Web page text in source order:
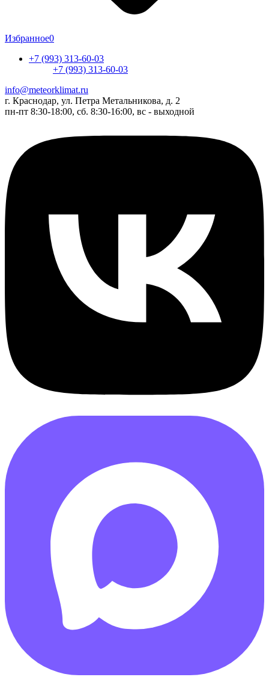
Избранное0
+7 (993) 313-60-03
+7 (993) 313-60-03
info@meteorklimat.ru
г. Краснодар, ул. Петра Метальникова, д. 2
пн-пт 8:30-18:00, сб. 8:30-16:00, вс - выходной